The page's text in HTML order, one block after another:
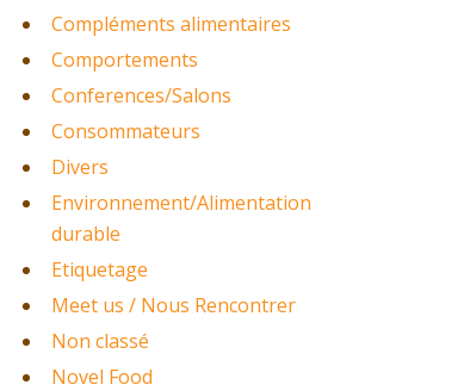
Compléments alimentaires
Comportements
Conferences/Salons
Consommateurs
Divers
Environnement/Alimentation
durable
Etiquetage
Meet us / Nous Rencontrer
Non classé
Novel Food